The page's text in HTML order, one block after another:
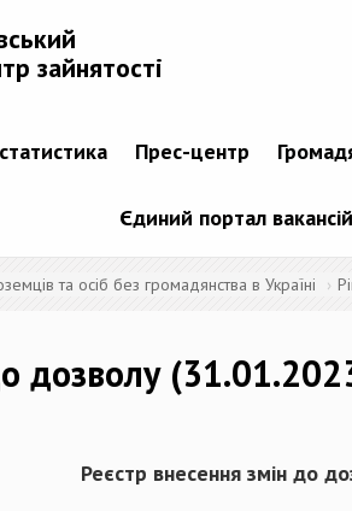
зайнятості
Прес-центр
Єдиний портал вакансій
та осіб без громадянства в Україні
дозволу
Реєстр внесення змін до